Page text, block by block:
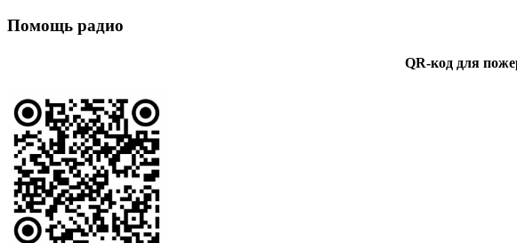
Помощь радио
QR-код для